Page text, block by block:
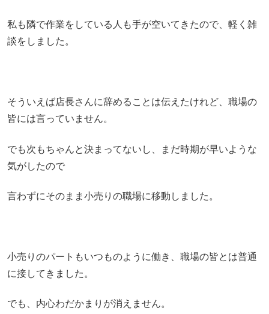
私も隣で作業をしている人も手が空いてきたので、軽く雑
談をしました。
そういえば店長さんに辞めることは伝えたけれど、職場の
皆には言っていません。
でも次もちゃんと決まってないし、まだ時期が早いような
気がしたので
言わずにそのまま小売りの職場に移動しました。
小売りのパートもいつものように働き、職場の皆とは普通
に接してきました。
でも、内心わだかまりが消えません。